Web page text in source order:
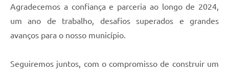
Arquivos para Download
Secretarias
Agradecemos a confiança e parceria ao longo de 2024,
um ano de trabalho, desafios superados e grandes
avanços para o nosso município.
Seguiremos juntos, com o compromisso de construir um